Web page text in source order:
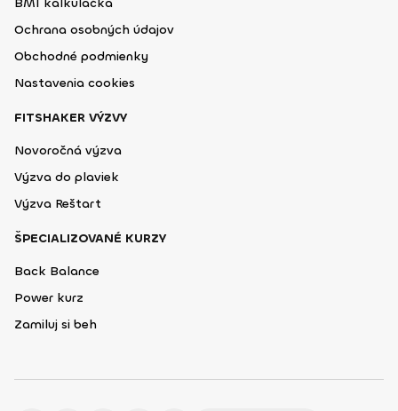
Ochrana osobných údajov
Obchodné podmienky
Nastavenia cookies
FITSHAKER VÝZVY
Novoročná výzva
Výzva do plaviek
Výzva Reštart
ŠPECIALIZOVANÉ KURZY
Back Balance
Power kurz
Zamiluj si beh